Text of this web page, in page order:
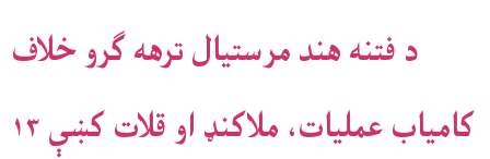
د فتنه هند مرستيال ترهه ګرو خلاف
کامياب عمليات، ملاکنډ او قلات کښې ۱۳